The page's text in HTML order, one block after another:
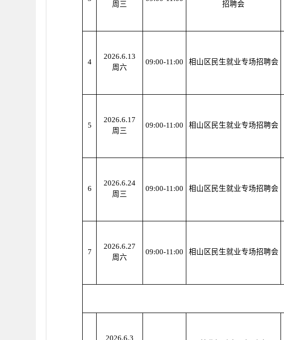
周三
招聘会
4
2026.6.13
周六
09:00-11:00 相山区民生就业专场招聘会
5
2026.6.17
周三
09:00-11:00 相山区民生就业专场招聘会
6
2026.6.24
周三
09:00-11:00 相山区民生就业专场招聘会
7
2026.6.27
周六
09:00-11:00 相山区民生就业专场招聘会
2026.6.3